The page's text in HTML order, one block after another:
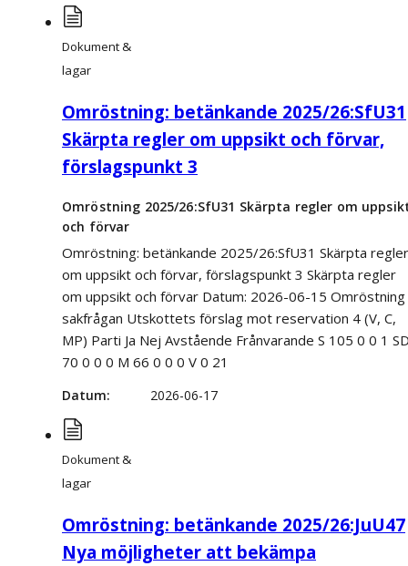
Dokument &
lagar
Omröstning: betänkande 2025/26:SfU31
Skärpta regler om uppsikt och förvar,
förslagspunkt 3
Omröstning 2025/26:SfU31 Skärpta regler om
och förvar
Omröstning: betänkande 2025/26:SfU31 Skärpta regler
om uppsikt och förvar, förslagspunkt 3 Skärpta regler
om uppsikt och förvar Datum: 2026-06-15 Omröstning
sakfrågan Utskottets förslag mot reservation 4 (V, C,
MP) Parti Ja Nej Avstående Frånvarande S 105 0 0 1
70 0 0 0 M 66 0 0 0 V 0 21
Datum 2026-06-17
Dokument &
lagar
Omröstning: betänkande 2025/26:JuU47
Nya möjligheter att bekämpa